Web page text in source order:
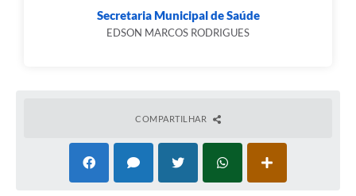
Secretaria Municipal de Saúde
EDSON MARCOS RODRIGUES
COMPARTILHAR